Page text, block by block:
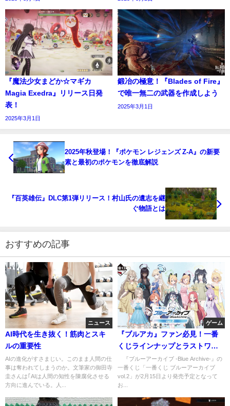
『魔法少女まどか☆マギカ
Magia Exedra』リリース日発
表！
2025年3月1日
鍛冶の極意！『Blades of Fire』
で唯一無二の武器を作成しよう
2025年3月1日
2025年秋登場！『ポケモン レジェンズ Z-A』の新要
素と最初のポケモンを徹底解説
『百英雄伝』DLC第1弾リリース！村山氏の遺志を継
ぐ物語とは
おすすめの記事
ニュース
AI時代を生き抜く！筋肉とスキ
ルの重要性
AIの進化がすさまじい。このまま人間の仕
事は奪われてしまうのか。文筆家の御田寺
圭さんは｢AIは人間の知性を陳腐化させる
方向に進んでいる。人...
ゲーム
『ブルアカ』ファン必見！一番
くじラインナップとラストワン
賞の詳細発表
『ブルーアーカイブ -Blue Archive-』の
一番くじ「一番くじ ブルーアーカイブ
vol.2」が2月15日より発売予定となって
お...